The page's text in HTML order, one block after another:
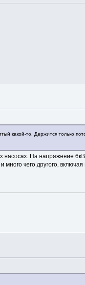
какой-то. Держится только
насосах. На напряжение
чего другого, включая